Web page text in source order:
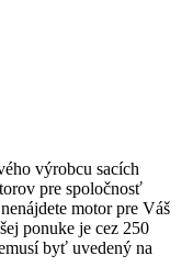
výrobcu sacích
pre spoločnosť
motor pre Váš
ponuke je cez 250
byť uvedený na